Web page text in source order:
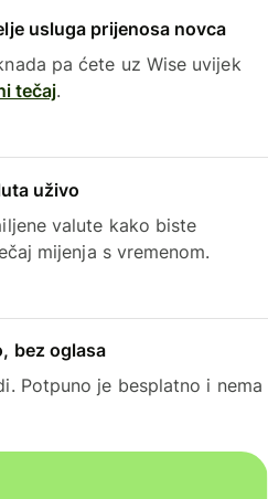
usluga prijenosa novca
pa ćete uz Wise uvijek
tečaj.
uživo
valute kako biste
mijenja s vremenom.
bez oglasa
Potpuno je besplatno i nema